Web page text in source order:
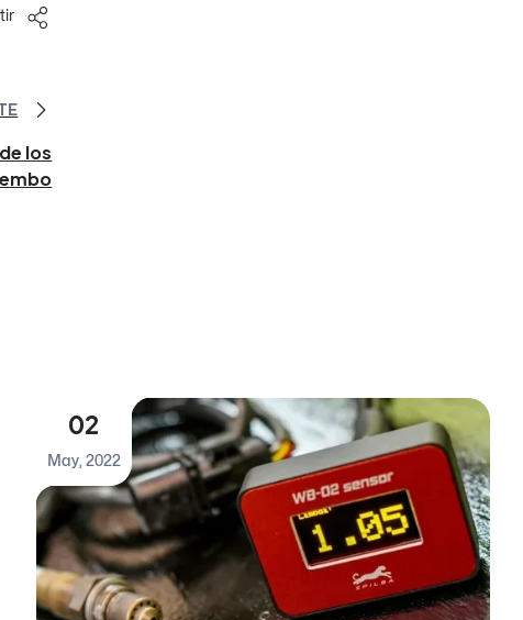
los
02
May, 2022